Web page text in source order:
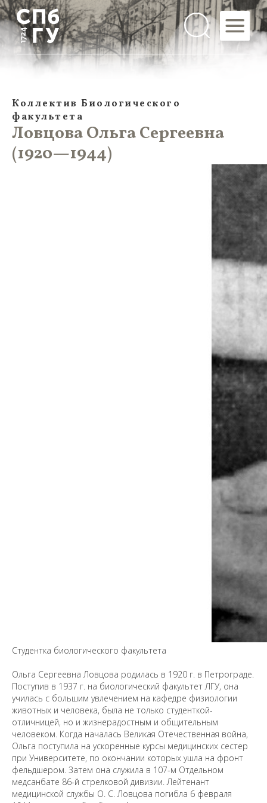
Коллектив Биологического
факультета
Ловцова Ольга Сергеевна
(1920—1944)
Студентка биологического факультета
Ольга Сергеевна Ловцова родилась в 1920 г. в Петрограде.
Поступив в 1937 г. на биологический факультет ЛГУ, она
училась с большим увлечением на кафедре физиологии
животных и человека, была не только студенткой-
отличницей, но и жизнерадостным и общительным
человеком. Когда началась Великая Отечественная война,
Ольга поступила на ускоренные курсы медицинских сестер
при Университете, по окончании которых ушла на фронт
фельдшером. Затем она служила в 107-м Отдельном
медсанбате 86-й стрелковой дивизии. Лейтенант
медицинской службы О. С. Ловцова погибла 6 февраля
Предложить
дополнения к материалу
Уважаемые универсанты и гости! Если
вы заметили неточность в опубликованных